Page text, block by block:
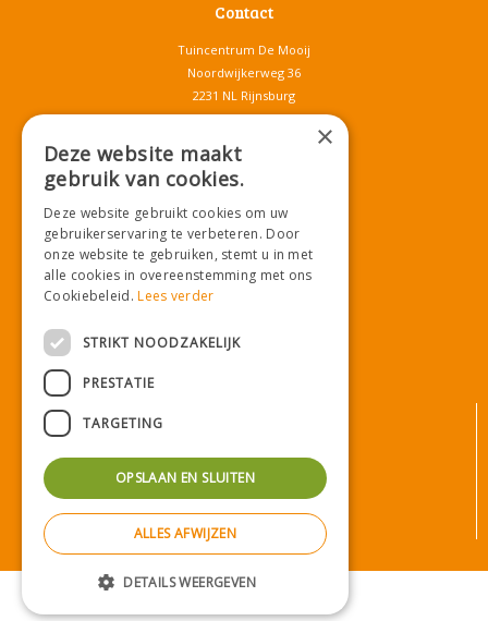
Contact
Tuincentrum De Mooij
Noordwijkerweg 36
2231 NL Rijnsburg
T.071-4080959
info@tuincentrumdemooij.nl
Download onze App!
Privacy statement
Bezorginformatie
Green Solutions|Tuincentrum Overzicht
×
Deze website maakt
gebruik van cookies.
Deze website gebruikt cookies om uw
gebruikerservaring te verbeteren. Door
onze website te gebruiken, stemt u in met
alle cookies in overeenstemming met ons
Cookiebeleid.Lees verder
STRIKT NOODZAKELIJK
PRESTATIE
TARGETING
OPSLAAN EN SLUITEN
ALLES AFWIJZEN
DETAILS WEERGEVEN